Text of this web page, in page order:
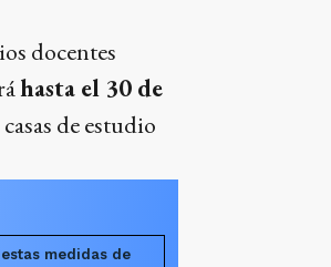
docentes
hasta el 30 de
de estudio
medidas de